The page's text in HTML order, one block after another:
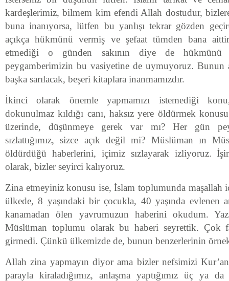
kardeşlerimiz, bilmem kim efendi Allah dostudur,
buna inanıyorsa, lütfen bu yanlışı tekrar gözden
açıkça hükmünü vermiş ve şefaat tümden bana
etmediği o günden sakının diye de
peygamberimizin bu vasiyetine de uymuyoruz. Bunun
başka sarılacak, beşeri kitaplara inanmamızdır.
İkinci olarak önemle yapmamızı istemediği
dokunulmaz kıldığı canı, haksız yere öldürmek
üzerinde, düşünmeye gerek var mı? Her gün
sızlattığımız, sizce açık değil mi? Müslüman ın
öldürdüğü haberlerini, içimiz sızlayarak izliyoruz.
olarak, bizler seyirci kalıyoruz.
Zina etmeyiniz konusu ise, İslam toplumunda maşallah
ülkede, 8 yaşındaki bir çocukla, 40 yaşında evlenen
kanamadan ölen yavrumuzun haberini okudum.
Müslüman toplumu olarak bu haberi seyrettik. Çok
girmedi. Çünkü ülkemizde de, bunun benzerlerinin
Allah zina yapmayın diyor ama bizler nefsimizi
parayla kiraladığımız, anlaşma yaptığımız üç ya